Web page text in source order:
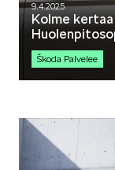
9.4.2025
Kolme
Škoda Palvelee